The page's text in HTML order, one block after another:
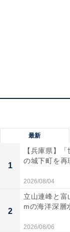
最新
1
【兵庫県】
の城下町を再
2026/08/04
2
立山連峰と
mの海洋深層
2026/08/06